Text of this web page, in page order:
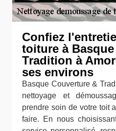
Confiez
toiture à
Tradition à
ses environs
Basque Couverture &
nettoyage et
prendre soin de votre toit
faire. En nous